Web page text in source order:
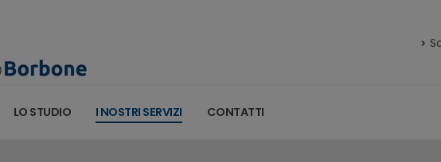
LO STUDIO I NOSTRI SERVIZI CONTATTI